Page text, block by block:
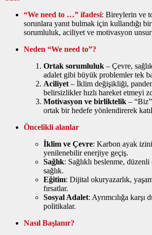
“We need to …” ifadesi: Bireylerin ve
sorunlara yanıt bulmak için kullandığı bir
sorumluluk, aciliyet ve motivasyon
Neden “We need to”?
Ortak sorumluluk – Çevre,
adalet gibi büyük problemler tek
Aciliyet – İklim değişikliği,
belirsizlikler hızlı hareket etmeyi
Motivasyon ve birliktelik –
ortak bir hedefe yönlendirerek
Öncelikli alanlar
İklim ve Çevre: Karbon ayak
yenilenebilir enerjiye geçiş.
Sağlık: Sağlıklı beslenme,
sağlık.
Eğitim: Dijital okuryazarlık,
fırsatlar.
Sosyal Adalet: Ayrımcılığa karşı
politikalar.
Nasıl Başlanır?